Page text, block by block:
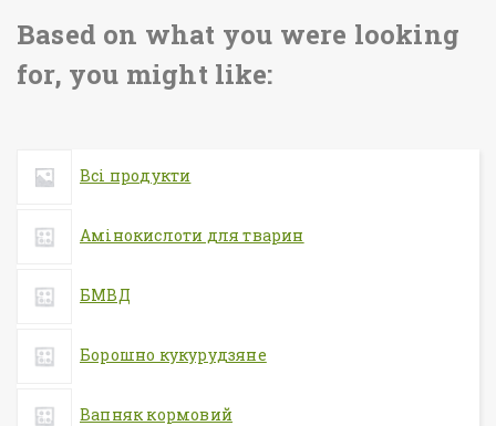
Based on what you were looking
for, you might like:
Всі продукти
Амінокислоти для тварин
БМВД
Борошно кукурудзяне
Вапняк кормовий